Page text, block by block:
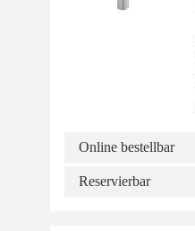
Online bestellbar
Reservierbar